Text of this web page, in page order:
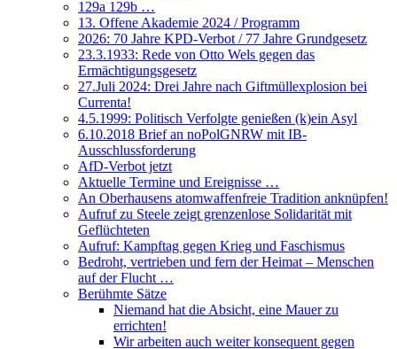
129a 129b …
13. Offene Akademie 2024 / Programm
2026: 70 Jahre KPD-Verbot / 77 Jahre Grundgesetz
23.3.1933: Rede von Otto Wels gegen das
Ermächtigungsgesetz
27.Juli 2024: Drei Jahre nach Giftmüllexplosion bei
Currenta!
4.5.1999: Politisch Verfolgte genießen (k)ein Asyl
6.10.2018 Brief an noPolGNRW mit IB-
Ausschlussforderung
AfD-Verbot jetzt
Aktuelle Termine und Ereignisse …
An Oberhausens atomwaffenfreie Tradition anknüpfen!
Aufruf zu Steele zeigt grenzenlose Solidarität mit
Geflüchteten
Aufruf: Kampftag gegen Krieg und Faschismus
Bedroht, vertrieben und fern der Heimat – Menschen
auf der Flucht …
Berühmte Sätze
Niemand hat die Absicht, eine Mauer zu
errichten!
Wir arbeiten auch weiter konsequent gegen